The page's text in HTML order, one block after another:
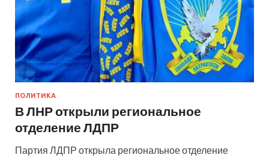
ПОЛИТИКА
В ЛНР открыли региональное
отделение ЛДПР
Партия ЛДПР открыла региональное отделение